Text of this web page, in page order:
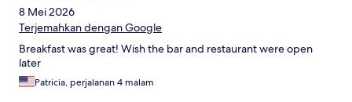
8 Mei 2026
Terjemahkan dengan Google
Breakfast was great! Wish the bar and restaurant were open
later
Patricia, perjalanan 4 malam